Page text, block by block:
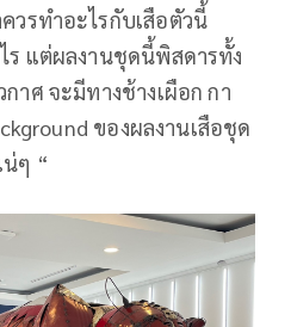
วรทำอะไรกับเสือตัวนี้
ร แต่ผลงานชุดนี้พิสดารทั้ง
าศ จะมีทางช้างเผือก กา
ของผลงานเสือชุด
ๆ “